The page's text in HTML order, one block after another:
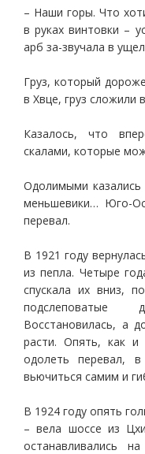
– Наши горы. Что
в руках винтовки –
арб за-звучала в
Груз, который
в Хвце, груз
Казалось, что
скалами, которые
Одолимыми
меньшевики… Юго-
перевал.
В 1921 году
из пепла. Четыре
спускала их вниз,
подслеповатые
Восстановилась, а
расти. Опять, как
одолеть перевал,
вьючиться самим и
В 1924 году опять
– вела шоссе из
останавливались